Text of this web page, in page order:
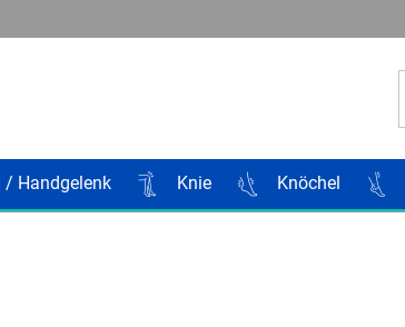
/ Handgelenk Knie Knöchel